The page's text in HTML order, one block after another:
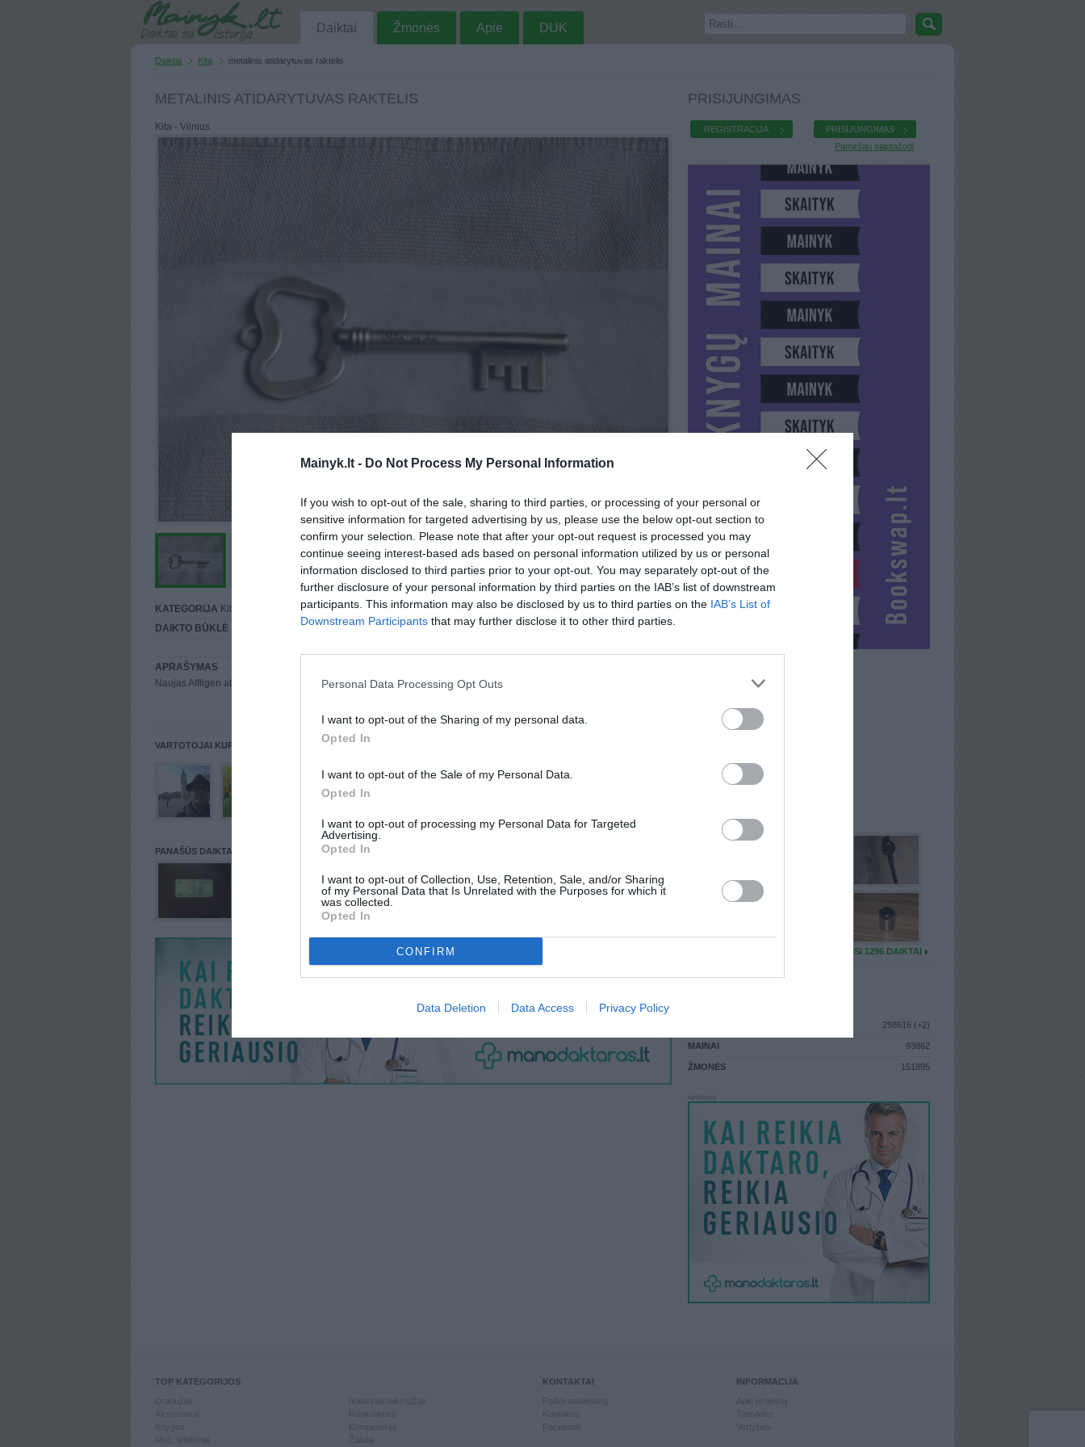
Mainyk.lt - Do Not Process My Personal Information
If you wish to opt-out of the sale, sharing to third parties, or processing of your personal or
sensitive information for targeted advertising by us, please use the below opt-out section to
confirm your selection. Please note that after your opt-out request is processed you may
continue seeing interest-based ads based on personal information utilized by us or personal
information disclosed to third parties prior to your opt-out. You may separately opt-out of the
further disclosure of your personal information by third parties on the IAB’s list of downstream
participants. This information may also be disclosed by us to third parties on the IAB’s List of
Downstream Participants that may further disclose it to other third parties.
Personal Data Processing Opt Outs
I want to opt-out of the Sharing of my personal data.
Opted In
I want to opt-out of the Sale of my Personal Data.
Opted In
I want to opt-out of processing my Personal Data for Targeted
Advertising.
Opted In
I want to opt-out of Collection, Use, Retention, Sale, and/or Sharing
of my Personal Data that Is Unrelated with the Purposes for which it
was collected.
Opted In
CONFIRM
Data Deletion Data Access Privacy Policy
Daiktai Žmonės Apie DUK
Daiktai Kita metalinis atidarytuvas raktelis
METALINIS ATIDARYTUVAS RAKTELIS
Kita - Vilnius
KATEGORIJA Kita MIESTASVilnius
DAIKTO BŪKLĖ
APRAŠYMAS
Naujas Affligen atidarytuvas, plastikinėje pakuotėje.
Į kitus atidarytuvus.
1.00 EUR(3,46 LTL)
VARTOTOJAI KURIE PATALPINĘ DAIKTĄ Į NORŲ KREPŠĮ
VISI 5 ŽMONĖS
PANAŠŪS DAIKTAI
PRISIJUNGIMAS
REGISTRACIJA
PRISIJUNGIMAS
Pamiršau slaptažodį
DIKAS
ATLIKO MAINŲ
: 210
DAUGIAU DAIKTŲ
VISI 1296 DAIKTAI
298616 (+2)
MAINAI 93862
ŽMONĖS 151895
TOP KATEGORIJOS
Knygos
Mob. telefonai
Kompiuterija
Žaislai
KONTAKTAI
Kontaktai
INFORMACIJA